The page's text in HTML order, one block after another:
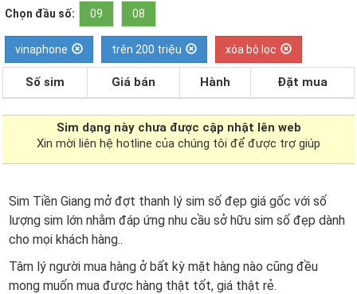
Chọn đầu số: 09 08
vinaphone trên 200 triệu xóa bộ lọc
Số sim Giá bán Hành Đặt mua
Sim dạng này chưa được cập nhật lên web
Xin mời liên hệ hotline của chúng tôi để được trợ giúp
Sim Tiền Giang mở đợt thanh lý sim số đẹp giá gốc với số
lượng sim lớn nhằm đáp ứng nhu cầu sở hữu sim số đẹp dành
cho mọi khách hàng..
Tâm lý người mua hàng ở bất kỳ mặt hàng nào cũng đều
mong muốn mua được hàng thật tốt, giá thật rẻ.